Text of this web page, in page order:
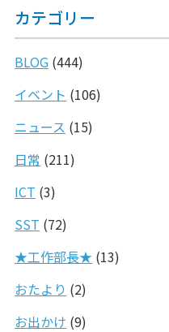
カテゴリー
BLOG(444)
イベント (106)
ニュース (15)
日常 (211)
ICT (3)
SST (72)
★工作部長★ (13)
おたより (2)
お出かけ (9)